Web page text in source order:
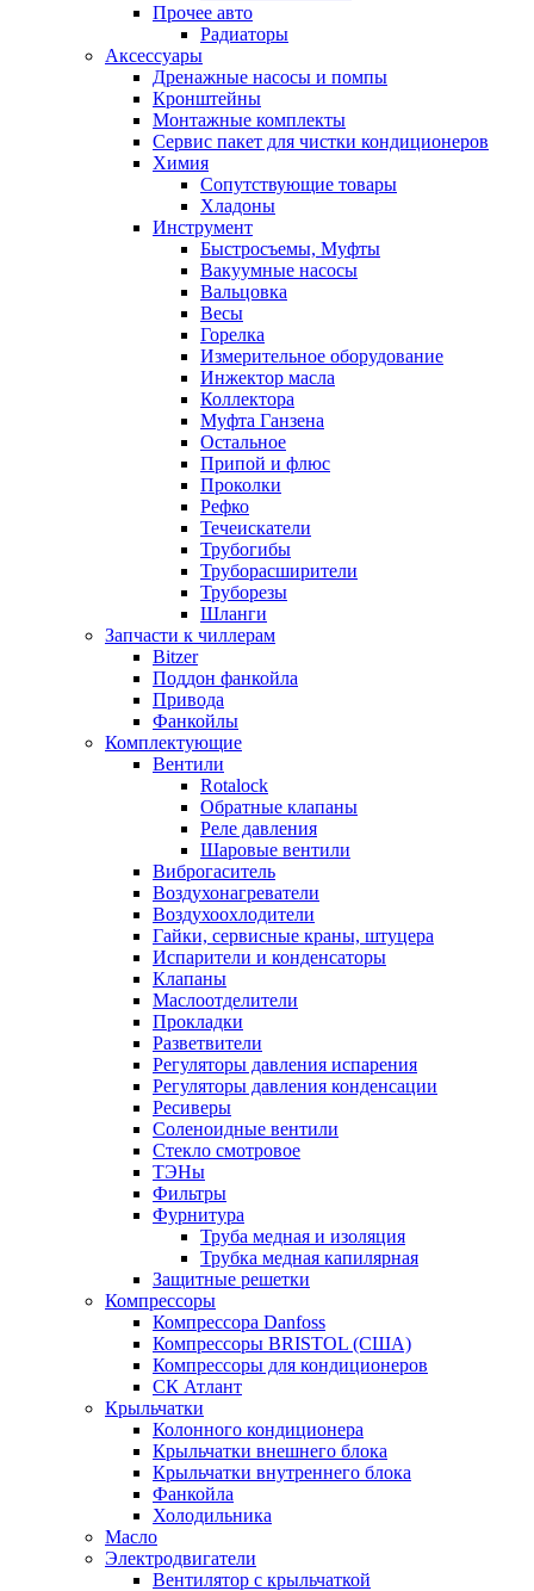
Прочее авто
Радиаторы
Аксессуары
Дренажные насосы и помпы
Кронштейны
Монтажные комплекты
Сервис пакет для чистки кондиционеров
Химия
Сопутствующие товары
Хладоны
Инструмент
Быстросъемы, Муфты
Вакуумные насосы
Вальцовка
Весы
Горелка
Измерительное оборудование
Инжектор масла
Коллектора
Муфта Ганзена
Остальное
Припой и флюс
Проколки
Рефко
Течеискатели
Трубогибы
Труборасширители
Труборезы
Шланги
Запчасти к чиллерам
Bitzer
Поддон фанкойла
Привода
Фанкойлы
Комплектующие
Вентили
Rotalock
Обратные клапаны
Реле давления
Шаровые вентили
Виброгаситель
Воздухонагреватели
Воздухоохлодители
Гайки, сервисные краны, штуцера
Испарители и конденсаторы
Клапаны
Маслоотделители
Прокладки
Разветвители
Регуляторы давления испарения
Регуляторы давления конденсации
Ресиверы
Соленоидные вентили
Стекло смотровое
ТЭНы
Фильтры
Фурнитура
Труба медная и изоляция
Трубка медная капилярная
Защитные решетки
Компрессоры
Компрессора Danfoss
Компрессоры BRISTOL (США)
Компрессоры для кондиционеров
СК Атлант
Крыльчатки
Колонного кондиционера
Крыльчатки внешнего блока
Крыльчатки внутреннего блока
Фанкойла
Холодильника
Масло
Электродвигатели
Вентилятор с крыльчаткой